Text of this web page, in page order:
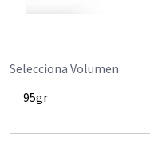
Selecciona Volumen